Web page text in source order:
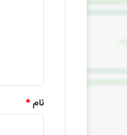
نام*